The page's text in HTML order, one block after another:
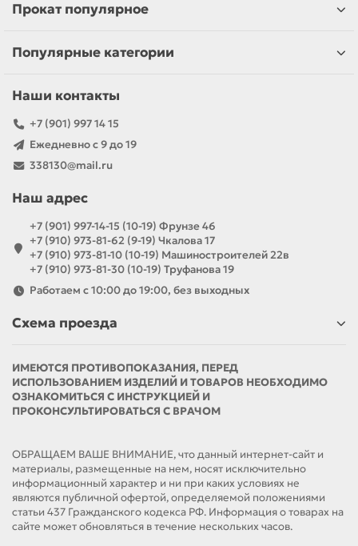
Прокат популярное
Популярные категории
Наши контакты
+7 (901) 997 14 15
Ежедневно с 9 до 19
338130@mail.ru
Наш адрес
+7 (901) 997-14-15 (10-19) Фрунзе 46
+7 (910) 973-81-62 (9-19) Чкалова 17
+7 (910) 973-81-10 (10-19) Машиностроителей 22в
+7 (910) 973-81-30 (10-19) Труфанова 19
Работаем с 10:00 до 19:00, без выходных
Схема проезда
ИМЕЮТСЯ ПРОТИВОПОКАЗАНИЯ, ПЕРЕД
ИСПОЛЬЗОВАНИЕМ ИЗДЕЛИЙ И ТОВАРОВ НЕОБХОДИМО
ОЗНАКОМИТЬСЯ С ИНСТРУКЦИЕЙ И
ПРОКОНСУЛЬТИРОВАТЬСЯ С ВРАЧОМ
ОБРАЩАЕМ ВАШЕ ВНИМАНИЕ, что данный интернет-сайт и
материалы, размещенные на нем, носят исключительно
информационный характер и ни при каких условиях не
являются публичной офертой, определяемой положениями
статьи 437 Гражданского кодекса РФ. Информация о товарах на
сайте может обновляться в течение нескольких часов.